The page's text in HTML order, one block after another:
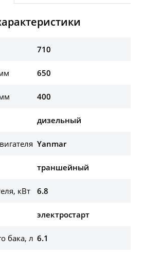
710
650
400
дизельный
Yanmar
траншейный
кВт 6.8
электростарт
бака, л 6.1